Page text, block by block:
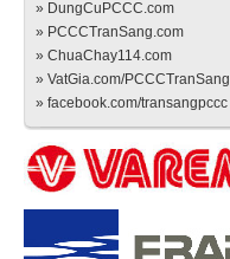
» DungCuPCCC.com
» PCCCTranSang.com
» ChuaChay114.com
» VatGia.com/PCCCTranSang
» facebook.com/transangpccc